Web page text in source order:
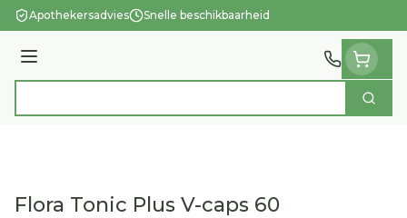
Ga naar de inhoud
Apothekersadvies Snelle beschikbaarheid
Menu
Zoek
Flora Tonic Plus V-caps 60